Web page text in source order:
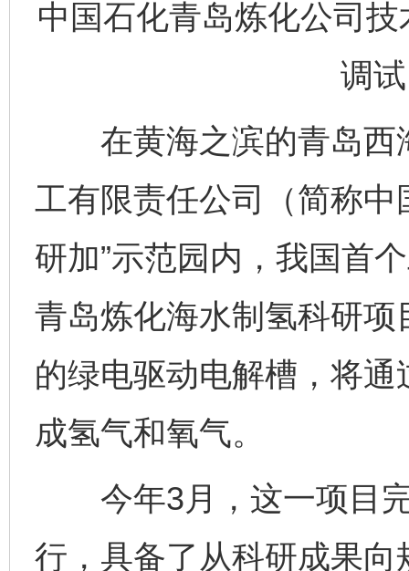
中国石化青岛炼化公司
调
在黄海之滨的青岛西
工有限责任公司（简称中
研加”示范园内，我国首
青岛炼化海水制氢科研
的绿电驱动电解槽，将
成氢气和氧气。
今年3月，这一项目完
行，具备了从科研成果